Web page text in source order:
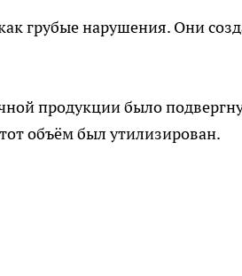
грубые нарушения. Они
продукции было
объём был утилизирован.